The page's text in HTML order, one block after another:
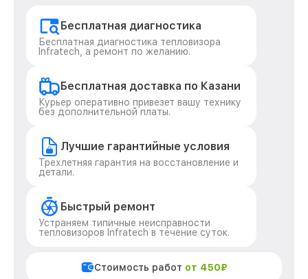
Бесплатная диагностика
Бесплатная диагностика тепловизора
Infratech, а ремонт по желанию.
Бесплатная доставка по Казани
Курьер оперативно привезет вашу технику
без дополнительной платы.
Лучшие гарантийные условия
Трехлетняя гарантия на восстановление и
детали.
Быстрый ремонт
Устраняем типичные неисправности
тепловизоров Infratech в течение суток.
Стоимость работ от 450₽